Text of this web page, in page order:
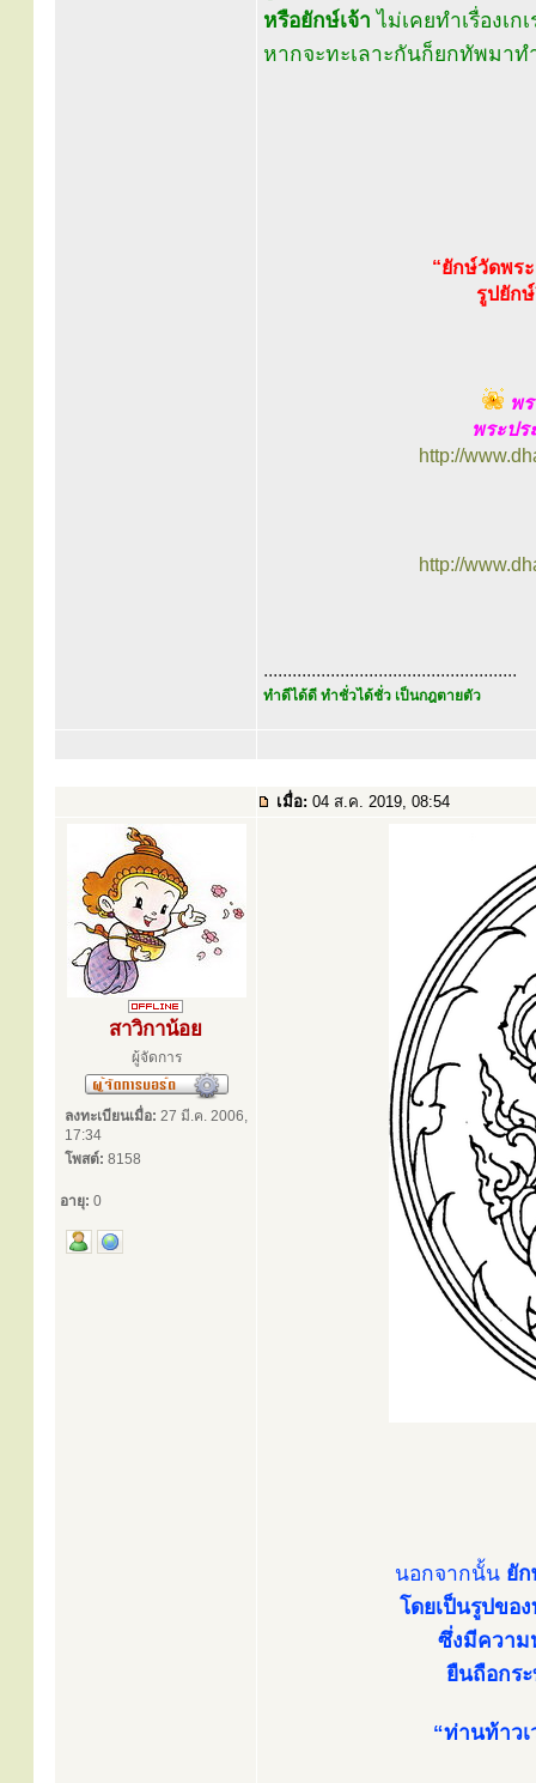
หรือยักษ์เจ้า ไม่เคยทำเรื่องเ
หากจะทะเลาะกันก็ยกทัพมาท
“ยักษ์วัดพร
รูปยัก
พ
พระปร
http://
http://
.....................................................
ทำดีได้ดี ทำชั่วได้ชั่ว เป็นกฎตายตัว
เมื่อ: 04 ส.ค. 2019, 08:54
สาวิกาน้อย
ผู้จัดการ
ลงทะเบียนเมื่อ: 27 มี.ค. 2006,
17:34
โพสต์: 8158
อายุ: 0
นอกจากนั้น ยั
โดยเป็นรูปขอ
ซึ่งมีความ
ยืนถือกร
“ท่านท้าว